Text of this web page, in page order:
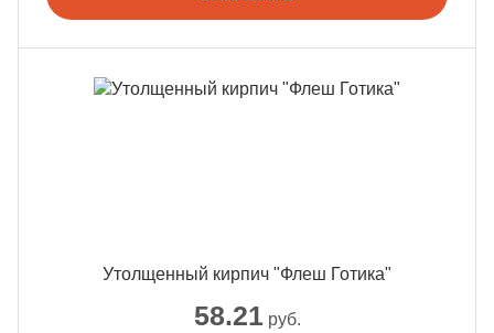
58.21руб.
Утолщенный кирпич "Флеш Готика"